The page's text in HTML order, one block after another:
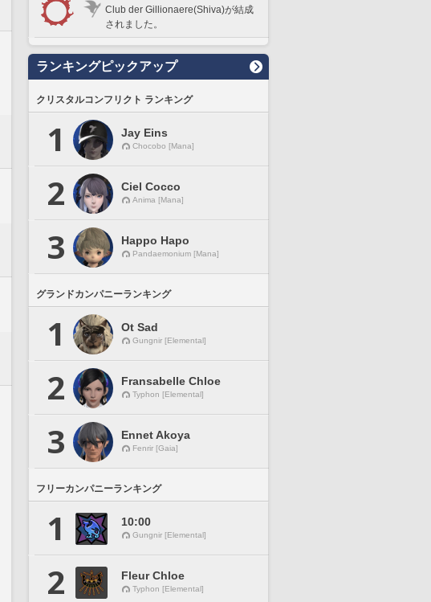
Club der Gillionaere(Shiva)が結成
されました。
ランキングピックアップ
クリスタルコンフリクト ランキング
1 Jay Eins
Chocobo [Mana]
2 Ciel Cocco
Anima [Mana]
3 Happo Hapo
Pandaemonium [Mana]
グランドカンパニーランキング
1 Ot Sad
Gungnir [Elemental]
2 Fransabelle Chloe
Typhon [Elemental]
3 Ennet Akoya
Fenrir [Gaia]
フリーカンパニーランキング
1 10:00
Gungnir [Elemental]
2 Fleur Chloe
Typhon [Elemental]